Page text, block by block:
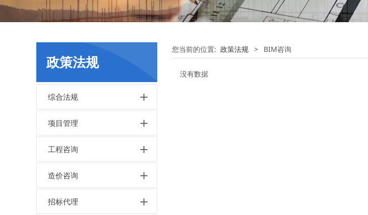
政策法规
综合法规
项目管理
工程咨询
造价咨询
招标代理
您当前的位置: 政策法规 > BIM咨询
没有数据